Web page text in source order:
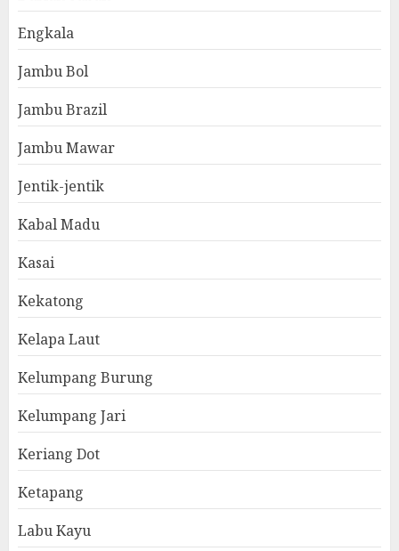
Engkala
Jambu Bol
Jambu Brazil
Jambu Mawar
Jentik-jentik
Kabal Madu
Kasai
Kekatong
Kelapa Laut
Kelumpang Burung
Kelumpang Jari
Keriang Dot
Ketapang
Labu Kayu